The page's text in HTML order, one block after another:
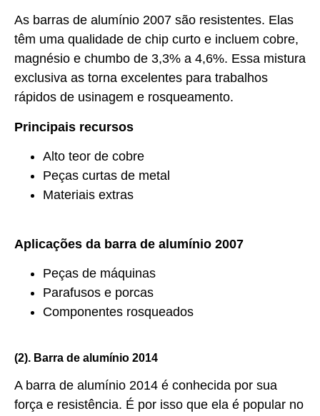
As barras de alumínio 2007 são resistentes. Elas
têm uma qualidade de chip curto e incluem cobre,
magnésio e chumbo de 3,3% a 4,6%. Essa mistura
exclusiva as torna excelentes para trabalhos
rápidos de usinagem e rosqueamento.
Principais recursos
Alto teor de cobre
Peças curtas de metal
Materiais extras
Aplicações da barra de alumínio 2007
Peças de máquinas
Parafusos e porcas
Componentes rosqueados
(2). Barra de alumínio 2014
A barra de alumínio 2014 é conhecida por sua
força e resistência. É por isso que ela é popular no